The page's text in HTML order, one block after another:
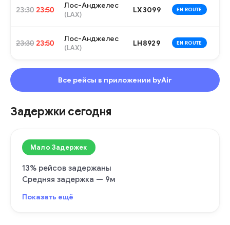
23:30 23:50 Лос-Анджелес
(LAX)
LX3099 EN ROUTE
23:30 23:50 Лос-Анджелес
(LAX)
LH8929 EN ROUTE
Все рейсы в приложении byAir
Задержки сегодня
Мало Задержек
13% рейсов задержаны
Средняя задержка — 9м
Показать ещё